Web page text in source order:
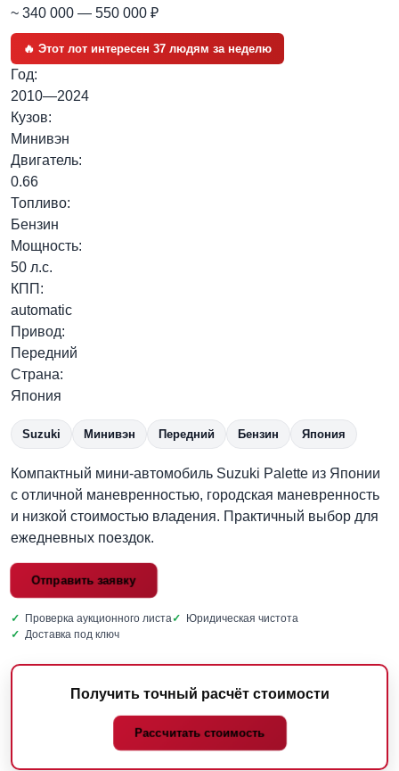
~ 340 000 — 550 000 ₽
🔥 Этот лот интересен 37 людям за неделю
Год:
2010—2024
Кузов:
Минивэн
Двигатель:
0.66
Топливо:
Бензин
Мощность:
50 л.с.
КПП:
automatic
Привод:
Передний
Страна:
Япония
Suzuki Минивэн Передний Бензин Япония
Компактный мини-автомобиль Suzuki Palette из Японии
с отличной маневренностью, городская маневренность
и низкой стоимостью владения. Практичный выбор для
ежедневных поездок.
Отправить заявку
✓ Проверка аукционного листа✓
Юридическая чистота
✓ Доставка под ключ
Получить точный расчёт стоимости
Рассчитать стоимость